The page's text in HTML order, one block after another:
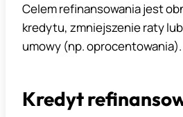
Celem refinansowania jest
kredytu, zmniejszenie raty
umowy (np. oprocentowania).
Kredyt